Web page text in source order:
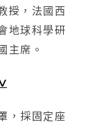
授，法國西
地球科學研
主席。
，採固定座